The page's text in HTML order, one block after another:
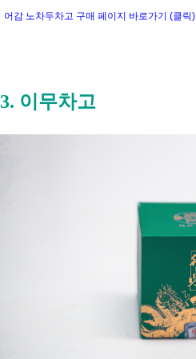
어감 노차두차고 구매 페이지 바로가기 (클릭)
3. 이무차고